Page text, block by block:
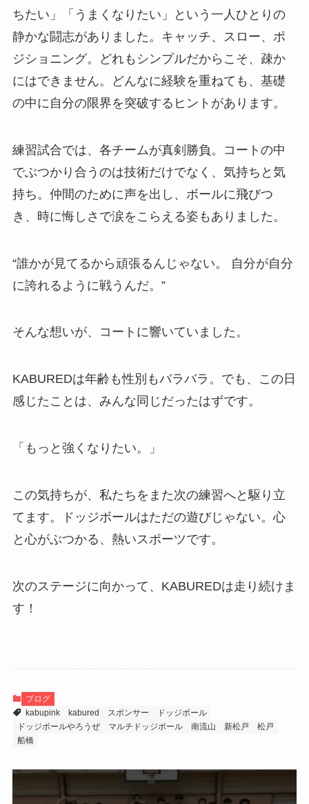
ちたい」「うまくなりたい」という一人ひとりの
静かな闘志がありました。キャッチ、スロー、ポ
ジショニング。どれもシンプルだからこそ、疎か
にはできません。どんなに経験を重ねても、基礎
の中に自分の限界を突破するヒントがあります。
練習試合では、各チームが真剣勝負。コートの中
でぶつかり合うのは技術だけでなく、気持ちと気
持ち。仲間のために声を出し、ボールに飛びつ
き、時に悔しさで涙をこらえる姿もありました。
“誰かが見てるから頑張るんじゃない。 自分が自分
に誇れるように戦うんだ。”
そんな想いが、コートに響いていました。
KABUREDは年齢も性別もバラバラ。でも、この日
感じたことは、みんな同じだったはずです。
「もっと強くなりたい。」
この気持ちが、私たちをまた次の練習へと駆り立
てます。ドッジボールはただの遊びじゃない。心
と心がぶつかる、熱いスポーツです。
次のステージに向かって、KABUREDは走り続けま
す！
ブログ
kabupink
kabured スポンサー
ドッジボール
ドッジボールやろうぜ
マルチドッジボール 南流山 新松戸
松戸
船橋